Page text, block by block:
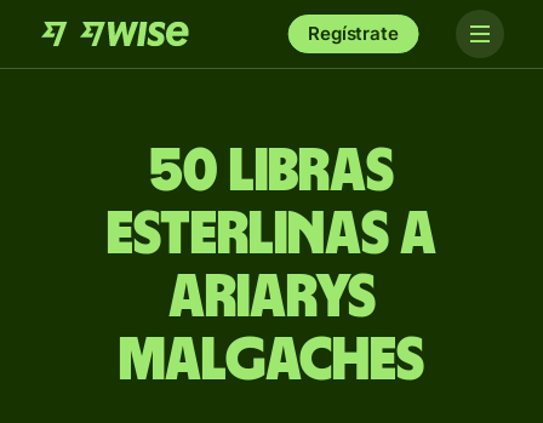
Regístrate
50 libras
esterlinas a
ariarys
malgaches